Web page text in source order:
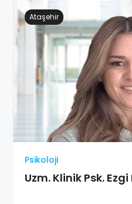
Ataşehir
Psikoloji
Uzm. Klinik Psk.